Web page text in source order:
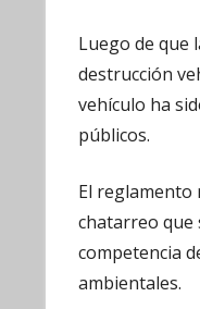
Luego de que
destrucción
vehículo ha
públicos.
El reglamento
chatarreo que
competencia
ambientales.